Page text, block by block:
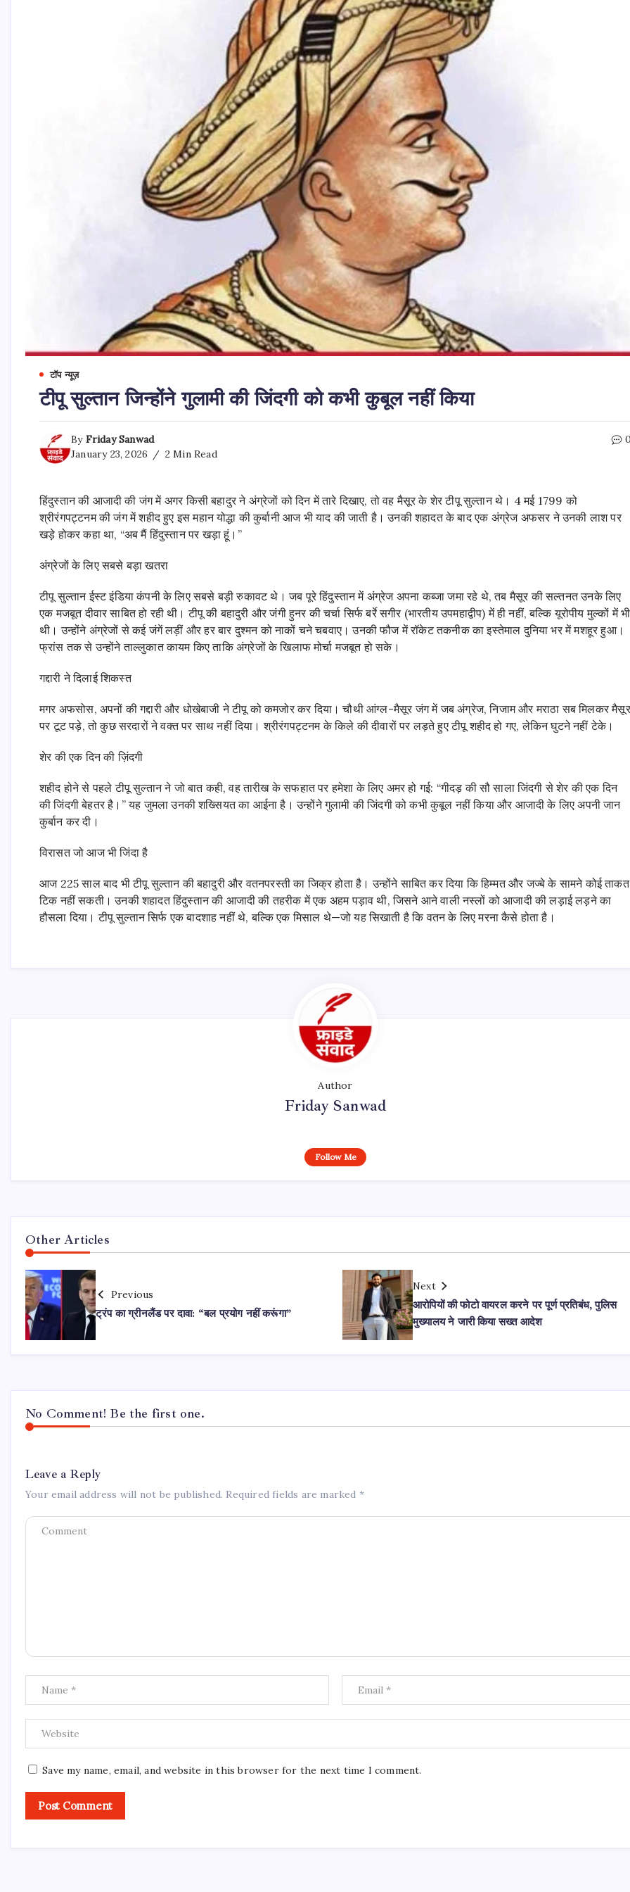
टॉप न्यूज़
टीपू सुल्तान जिन्होंने गुलामी की जिंदगी को कभी कुबूल नहीं किया
By Friday Sanwad
January 23, 2026
2 Min Read
हिंदुस्तान की आजादी की जंग में अगर किसी बहादुर ने अंग्रेजों को दिन में तारे दिखाए, तो वह मैसूर के शेर टीपू सुल्तान थे। 4 मई 1799 को
श्रीरंगपट्टनम की जंग में शहीद हुए इस महान योद्धा की कुर्बानी आज भी याद की जाती है। उनकी शहादत के बाद एक अंग्रेज अफसर ने उनकी लाश पर
खड़े होकर कहा था, “अब मैं हिंदुस्तान पर खड़ा हूं।”
अंग्रेजों के लिए सबसे बड़ा खतरा
टीपू सुल्तान ईस्ट इंडिया कंपनी के लिए सबसे बड़ी रुकावट थे। जब पूरे हिंदुस्तान में अंग्रेज अपना कब्जा जमा रहे थे, तब मैसूर की सल्तनत उनके लिए
एक मजबूत दीवार साबित हो रही थी। टीपू की बहादुरी और जंगी हुनर की चर्चा सिर्फ बर्रे सगीर (भारतीय उपमहाद्वीप) में ही नहीं, बल्कि यूरोपीय मुल्कों में भी
थी। उन्होंने अंग्रेजों से कई जंगें लड़ीं और हर बार दुश्मन को नाकों चने चबवाए। उनकी फौज में रॉकेट तकनीक का इस्तेमाल दुनिया भर में मशहूर हुआ।
फ्रांस तक से उन्होंने ताल्लुकात कायम किए ताकि अंग्रेजों के खिलाफ मोर्चा मजबूत हो सके।
गद्दारी ने दिलाई शिकस्त
मगर अफसोस, अपनों की गद्दारी और धोखेबाजी ने टीपू को कमजोर कर दिया। चौथी आंग्ल-मैसूर जंग में जब अंग्रेज, निजाम और मराठा सब मिलकर मैसूर
पर टूट पड़े, तो कुछ सरदारों ने वक्त पर साथ नहीं दिया। श्रीरंगपट्टनम के किले की दीवारों पर लड़ते हुए टीपू शहीद हो गए, लेकिन घुटने नहीं टेके।
शेर की एक दिन की ज़िंदगी
शहीद होने से पहले टीपू सुल्तान ने जो बात कही, वह तारीख के सफहात पर हमेशा के लिए अमर हो गई: “गीदड़ की सौ साला जिंदगी से शेर की एक दिन
की जिंदगी बेहतर है।” यह जुमला उनकी शख्सियत का आईना है। उन्होंने गुलामी की जिंदगी को कभी कुबूल नहीं किया और आजादी के लिए अपनी जान
कुर्बान कर दी।
विरासत जो आज भी जिंदा है
आज 225 साल बाद भी टीपू सुल्तान की बहादुरी और वतनपरस्ती का जिक्र होता है। उन्होंने साबित कर दिया कि हिम्मत और जज्बे के सामने कोई ताकत
टिक नहीं सकती। उनकी शहादत हिंदुस्तान की आजादी की तहरीक में एक अहम पड़ाव थी, जिसने आने वाली नस्लों को आजादी की लड़ाई लड़ने का
हौसला दिया। टीपू सुल्तान सिर्फ एक बादशाह नहीं थे, बल्कि एक मिसाल थे—जो यह सिखाती है कि वतन के लिए मरना कैसे होता है।
Author
Friday Sanwad
Follow Me
Other Articles
Previous
ट्रंप का ग्रीनलैंड पर दावा: “बल प्रयोग नहीं करूंगा”
Next
आरोपियों की फोटो वायरल करने पर पूर्ण प्रतिबंध, पुलिस
मुख्यालय ने जारी किया सख्त आदेश
No Comment! Be the first one.
Leave a Reply
Your email address will not be published. Required fields are marked *
Save my name, email, and website in this browser for the next time I comment.